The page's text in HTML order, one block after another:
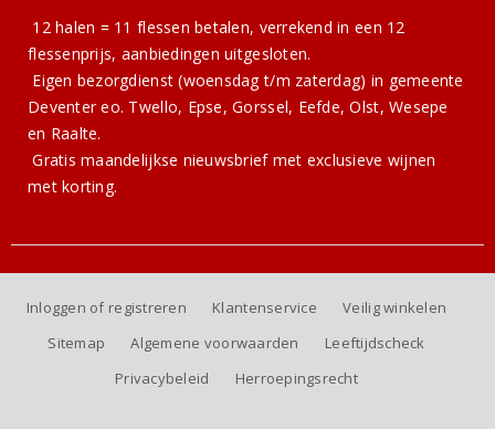
12 halen = 11 flessen betalen, verrekend in een 12
flessenprijs, aanbiedingen uitgesloten.
Eigen bezorgdienst (woensdag t/m zaterdag) in gemeente
Deventer eo. Twello, Epse, Gorssel, Eefde, Olst, Wesepe
en Raalte.
Gratismaandelijkse nieuwsbriefmet exclusieve wijnen
met korting.
Inloggen of registreren Klantenservice
Veilig winkelen
Sitemap
Algemene voorwaarden
Leeftijdscheck
Privacybeleid
Herroepingsrecht